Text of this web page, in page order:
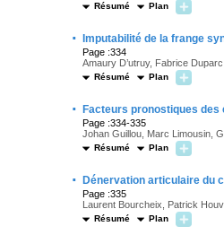
Résumé Plan
· Imputabilité de la frange
Page :334
Amaury D’utruy, Fabrice
Résumé Plan
· Facteurs pronostiques
Page :334-335
Johan Guillou, Marc Limousin,
Résumé Plan
· Dénervation articulaire du
Page :335
Laurent Bourcheix, Patrick
Résumé Plan